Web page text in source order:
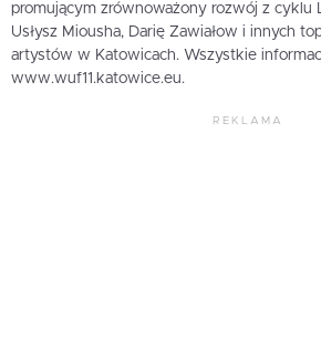
promującym zrównoważony rozwój z cyklu
Usłysz Miousha, Darię Zawiałow i innych
artystów w Katowicach. Wszystkie
www.wuf11.katowice.eu.
REKLAMA